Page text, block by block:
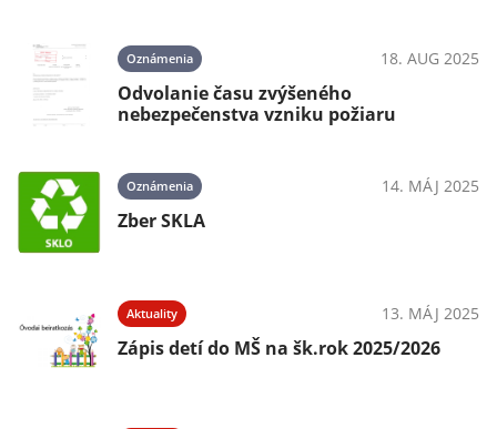
Oznámenia 18. AUG 2025
Odvolanie času zvýšeného
nebezpečenstva vzniku požiaru
Oznámenia 14. MÁJ 2025
Zber SKLA
Aktuality 13. MÁJ 2025
Zápis detí do MŠ na šk.rok 2025/2026